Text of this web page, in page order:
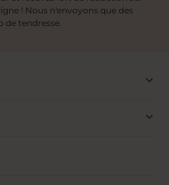
! Nous n'envoyons que des
de tendresse.